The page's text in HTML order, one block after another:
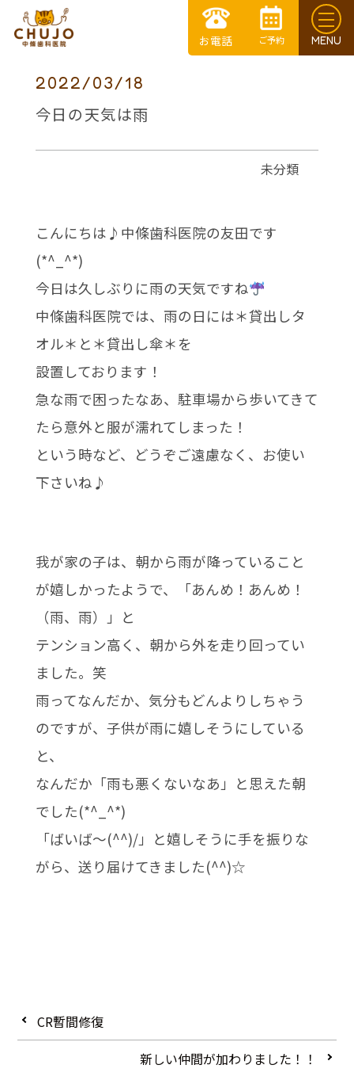
2022/03/18
今日の天気は雨
未分類
こんにちは♪中條歯科医院の友田です
(*^_^*)
今日は久しぶりに雨の天気ですね
中條歯科医院では、雨の日には＊貸出しタ
オル＊と＊貸出し傘＊を
設置しております！
急な雨で困ったなあ、駐車場から歩いてきて
たら意外と服が濡れてしまった！
という時など、どうぞご遠慮なく、お使い
下さいね♪
我が家の子は、朝から雨が降っていること
が嬉しかったようで、「あんめ！あんめ！
（雨、雨）」と
テンション高く、朝から外を走り回ってい
ました。笑
雨ってなんだか、気分もどんよりしちゃう
のですが、子供が雨に嬉しそうにしている
と、
なんだか「雨も悪くないなあ」と思えた朝
でした(*^_^*)
「ばいば～(^^)/」と嬉しそうに手を振りな
がら、送り届けてきました(^^)☆
CR暫間修復
新しい仲間が加わりました！！